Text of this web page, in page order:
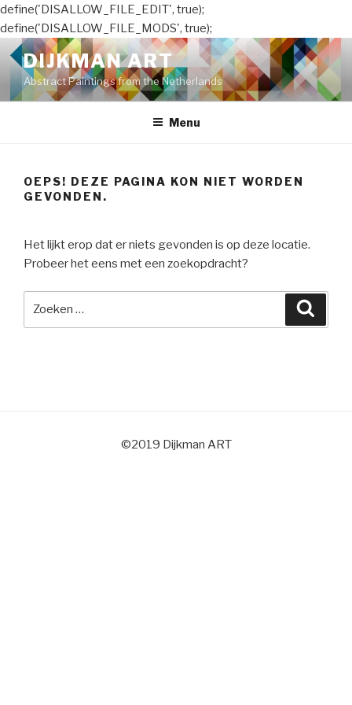
define('DISALLOW_FILE_EDIT', true);
define('DISALLOW_FILE_MODS', true);
Naar
de
inhoud
springen
DIJKMAN ART
Abstract Paintings from the Netherlands
Menu
OEPS! DEZE PAGINA KON NIET WORDEN
GEVONDEN.
Het lijkt erop dat er niets gevonden is op deze locatie.
Probeer het eens met een zoekopdracht?
©2019 Dijkman ART